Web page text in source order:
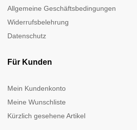
Allgemeine Geschäftsbedingungen
Widerrufsbelehrung
Datenschutz
Für Kunden
Mein Kundenkonto
Meine Wunschliste
Kürzlich gesehene Artikel